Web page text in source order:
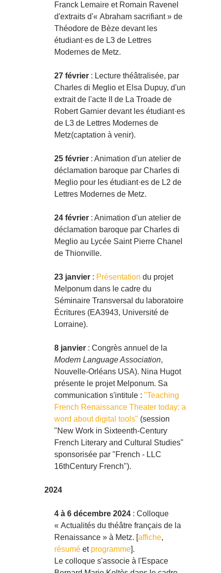
Franck Lemaire et Romain Ravenel
d'extraits d'« Abraham sacrifiant » de
Théodore de Bèze devant les
étudiant·es de L3 de Lettres
Modernes de Metz.
27 février : Lecture théâtralisée, par
Charles di Meglio et Elsa Dupuy, d'un
extrait de l'acte II de La Troade de
Robert Garnier devant les étudiant·es
de L3 de Lettres Modernes de
Metz(captation à venir).
25 février : Animation d'un atelier de
déclamation baroque par Charles di
Meglio pour les étudiant·es de L2 de
Lettres Modernes de Metz.
24 février : Animation d'un atelier de
déclamation baroque par Charles di
Meglio au Lycée Saint Pierre Chanel
de Thionville.
23 janvier : Présentation du projet
Melponum dans le cadre du
Séminaire Transversal du laboratoire
Écritures (EA3943, Université de
Lorraine).
8 janvier : Congrès annuel de la
Modern Language Association,
Nouvelle-Orléans USA). Nina Hugot
présente le projet Melponum. Sa
communication s'intitule :"Teaching
French Renaissance Theater today: a
word about digital tools" (session
"New Work in Sixteenth-Century
French Literary and Cultural Studies"
sponsorisée par "French - LLC
16thCentury French").
2024
4 à 6 décembre 2024 : Colloque
« Actualités du théâtre français de la
Renaissance » à Metz. [affiche,
résumé et programme].
Le colloque s'associe à l'Espace